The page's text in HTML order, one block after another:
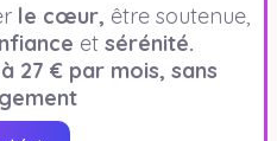
le cœur, être soutenue,
et sérénité.
27 € par mois, sans